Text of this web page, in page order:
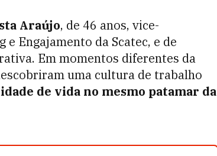
Araújo, de 46 anos, vice-
Engajamento da Scatec, e de
Em momentos diferentes da
uma cultura de trabalho
de vida no mesmo patamar da